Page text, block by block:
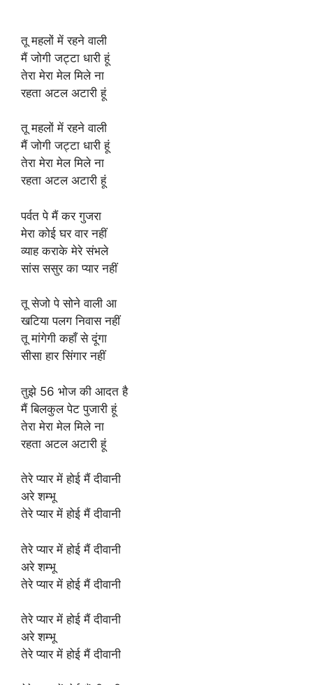
तू महलों में रहने वाली
मैं जोगी जट्टा धारी हूं
तेरा मेरा मेल मिले ना
रहता अटल अटारी हूं
तू महलों में रहने वाली
मैं जोगी जट्टा धारी हूं
तेरा मेरा मेल मिले ना
रहता अटल अटारी हूं
पर्वत पे मैं कर गुजरा
मेरा कोई घर वार नहीं
व्याह कराके मेरे संभले
सांस ससुर का प्यार नहीं
तू सेजो पे सोने वाली आ
खटिया पलग निवास नहीं
तू मांगेगी कहाँ से दूंगा
सीसा हार सिंगार नहीं
तुझे 56 भोज की आदत है
मैं बिलकुल पेट पुजारी हूं
तेरा मेरा मेल मिले ना
रहता अटल अटारी हूं
तेरे प्यार में होई मैं दीवानी
अरे शम्भू
तेरे प्यार में होई मैं दीवानी
तेरे प्यार में होई मैं दीवानी
अरे शम्भू
तेरे प्यार में होई मैं दीवानी
तेरे प्यार में होई मैं दीवानी
अरे शम्भू
तेरे प्यार में होई मैं दीवानी